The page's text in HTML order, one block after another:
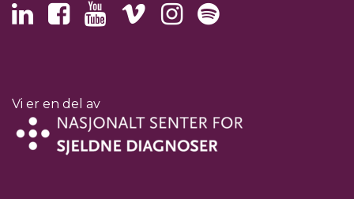
Vi er en del av